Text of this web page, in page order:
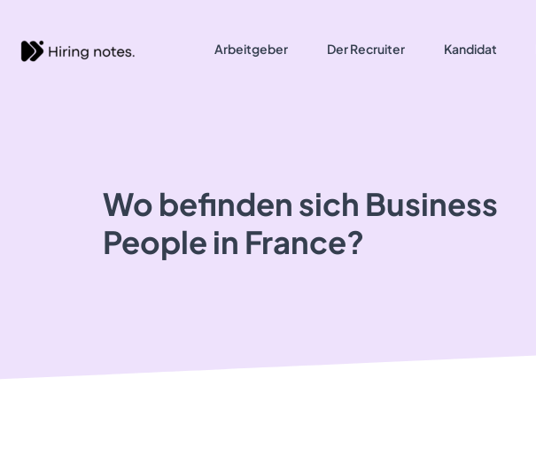
Arbeitgeber Der Recruiter Kandidat
Wo befinden sich Business
People in France?